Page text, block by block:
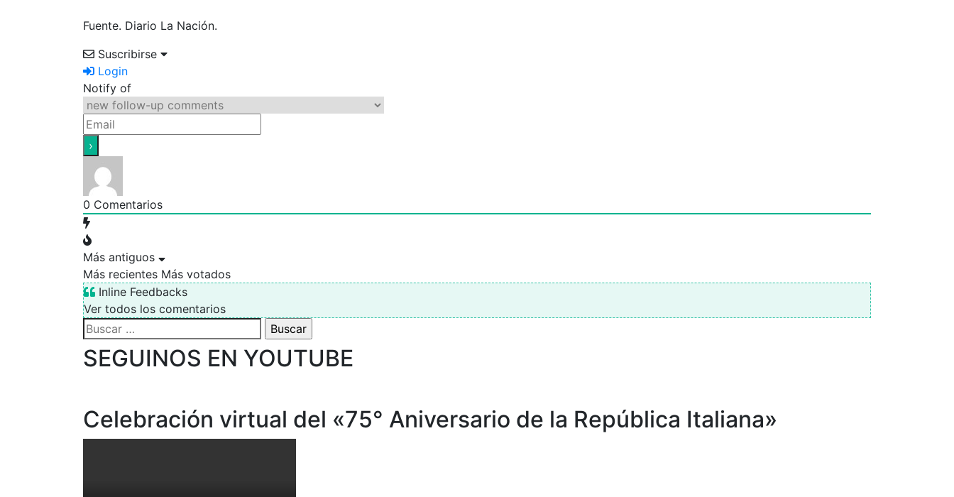
Fuente. Diario La Nación.
Suscribirse
Login
Notify of
0 Comentarios
Más antiguos
Más recientes Más votados
Inline Feedbacks
Ver todos los comentarios
Buscar:
SEGUINOS EN YOUTUBE
Celebración virtual del «75° Aniversario de la República Italiana»